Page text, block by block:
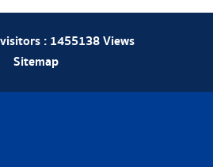
: 1455138Views
Sitemap